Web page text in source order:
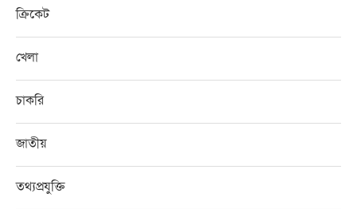
ক্রিকেট
খেলা
চাকরি
জাতীয়
তথ্যপ্রযুক্তি